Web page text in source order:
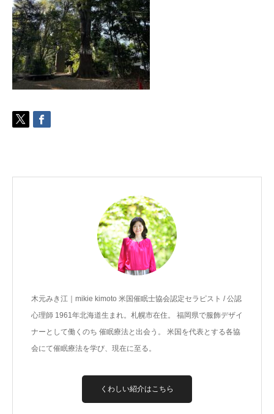
木元みき江｜mikie kimoto 米国催眠士協会認定セラピスト / 公認
心理師 1961年北海道生まれ。札幌市在住。 福岡県で服飾デザイ
ナーとして働くのち 催眠療法と出会う。 米国を代表とする各協
会にて催眠療法を学び、現在に至る。
くわしい紹介はこちら
スクール
ご予約